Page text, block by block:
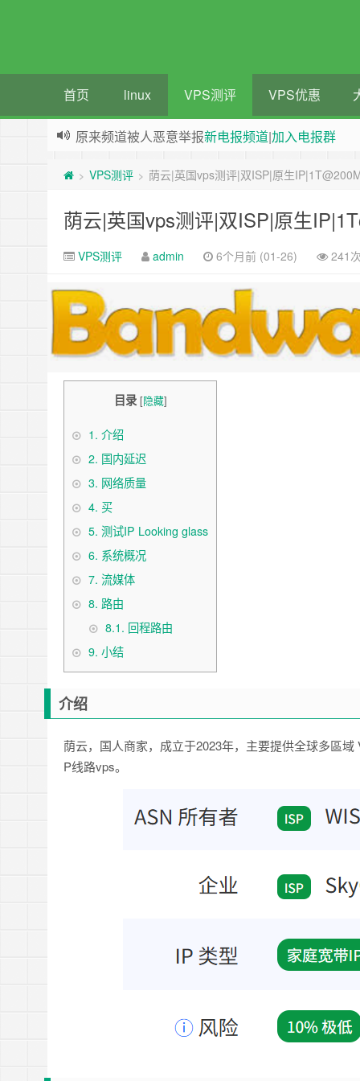
首页 linux VPS测评 VPS优惠
原来频道被人恶意举报新电报频道 加入电报群
> VPS测评 > 荫云|英国vps测评|双ISP|原生
荫云|英国vps测评|双ISP|原生
VPS测评 admin 6个月前 (01-26) 241
目录 [隐藏]
1. 介绍
2. 国内延迟
3. 网络质量
4. 买
5. 测试IP Looking glass
6. 系统概况
7. 流媒体
8. 路由
8.1. 回程路由
9. 小结
介绍
荫云，国人商家，成立于2023年，主要提供全球多區
P线路vps。